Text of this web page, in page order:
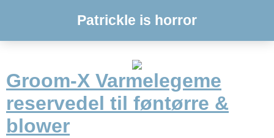
Patrickle is horror
Groom-X Varmelegeme
reservedel til føntørre &
blower